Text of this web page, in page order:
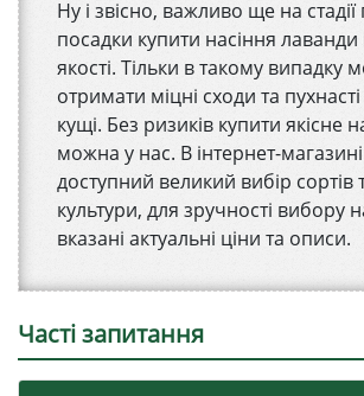
Ну і звісно, ​​важливо ще на
посадки купити насіння лаванди
якості. Тільки в такому випадку
отримати міцні сходи та
кущі. Без ризиків купити якісне
можна у нас. В інтернет-
доступний великий вибір сортів
культури, для зручності вибору
вказані актуальні ціни та описи.
Часті запитання